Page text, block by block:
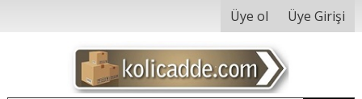
Üye ol Üye Girişi